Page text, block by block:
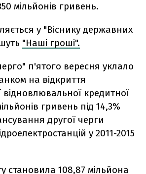
мільйонів гривень.
у "Віснику державних
"Наші гроші".
п'ятого вересня уклало
на відкриття
відновлювальної кредитної
гривень під 14,3%
другої черги
у 2011-2015
становила 108,87 мільйона